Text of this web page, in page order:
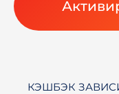
КЭШБЭК